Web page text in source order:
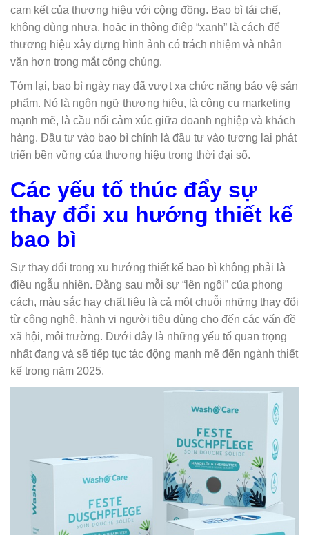
cam kết của thương hiệu với cộng đồng. Bao bì tái chế,
không dùng nhựa, hoặc in thông điệp “xanh” là cách để
thương hiệu xây dựng hình ảnh có trách nhiệm và nhân
văn hơn trong mắt công chúng.
Tóm lại, bao bì ngày nay đã vượt xa chức năng bảo vệ sản
phẩm. Nó là ngôn ngữ thương hiệu, là công cụ marketing
mạnh mẽ, là cầu nối cảm xúc giữa doanh nghiệp và khách
hàng. Đầu tư vào bao bì chính là đầu tư vào tương lai phát
triển bền vững của thương hiệu trong thời đại số.
Các yếu tố thúc đẩy sự
thay đổi xu hướng thiết kế
bao bì
Sự thay đổi trong xu hướng thiết kế bao bì không phải là
điều ngẫu nhiên. Đằng sau mỗi sự “lên ngôi” của phong
cách, màu sắc hay chất liệu là cả một chuỗi những thay đổi
từ công nghệ, hành vi người tiêu dùng cho đến các vấn đề
xã hội, môi trường. Dưới đây là những yếu tố quan trọng
nhất đang và sẽ tiếp tục tác động mạnh mẽ đến ngành thiết
kế trong năm 2025.